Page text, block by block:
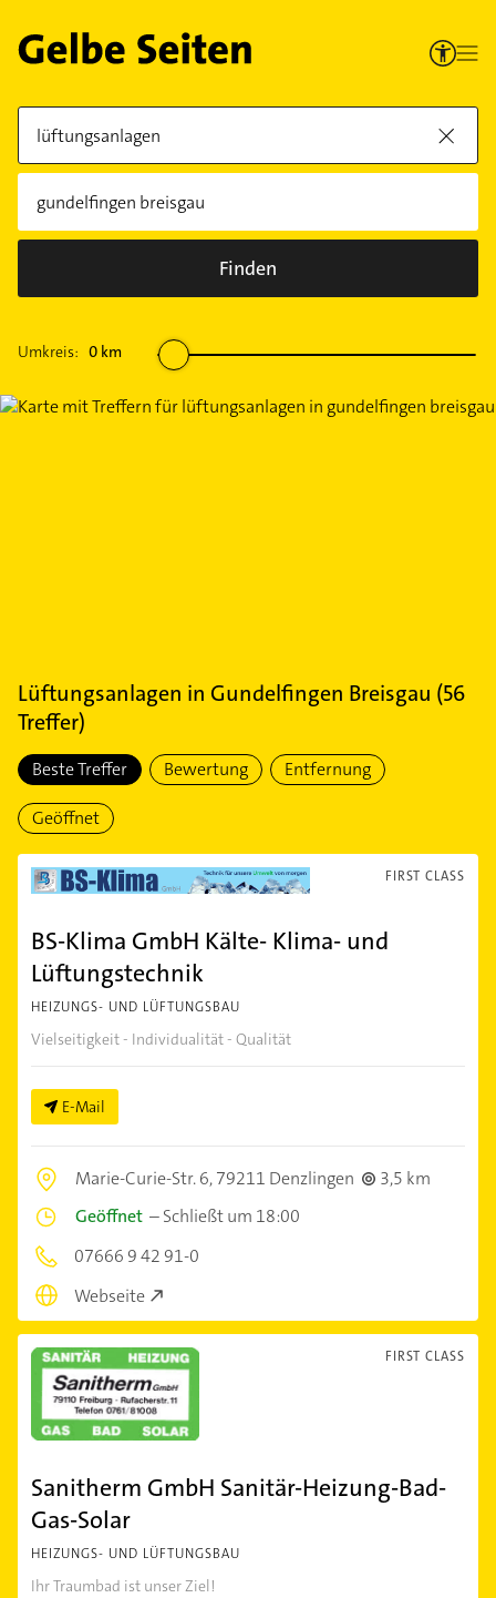
Finden
Umkreis: 0 km
Lüftungsanlagen in Gundelfingen Breisgau (56
Treffer)
Beste Treffer Bewertung Entfernung
Geöffnet
FIRST CLASS
BS-Klima GmbH Kälte- Klima- und
Lüftungstechnik
HEIZUNGS- UND LÜFTUNGSBAU
Vielseitigkeit - Individualität - Qualität
E-Mail
Marie-Curie-Str. 6,79211 Denzlingen
3,5 km
Geöffnet –Schließt um 18:00
07666 9 42 91-0
Webseite
FIRST CLASS
Sanitherm GmbH Sanitär-Heizung-Bad-
Gas-Solar
HEIZUNGS- UND LÜFTUNGSBAU
Ihr Traumbad ist unser Ziel!